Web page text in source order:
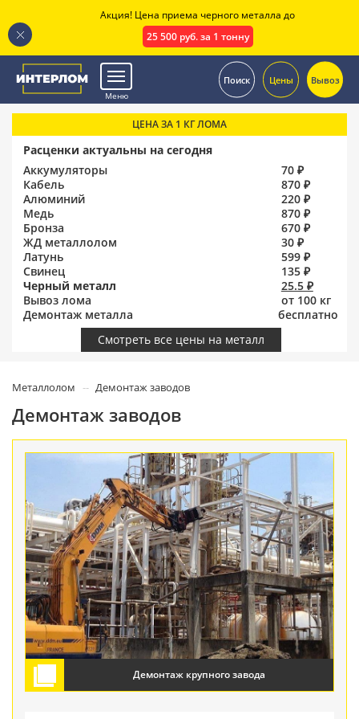
Меню
Поиск Цены Вывоз
ЦЕНА ЗА 1 КГ ЛОМА
Расценки актуальны на сегодня
Аккумуляторы
70 ₽
Кабель
870 ₽
Алюминий
220 ₽
Медь
870 ₽
Бронза
670 ₽
ЖД металлолом
30 ₽
Латунь
599 ₽
Свинец
135 ₽
Черный металл
25.5 ₽
Вывоз лома
от 100 кг
Демонтаж металла
бесплатно
Смотреть все цены на металл
Металлолом Демонтаж заводов
Демонтаж заводов
Демонтаж крупного завода
Акция! Цена приема черного металла до
25 500 руб. за 1 тонну
.